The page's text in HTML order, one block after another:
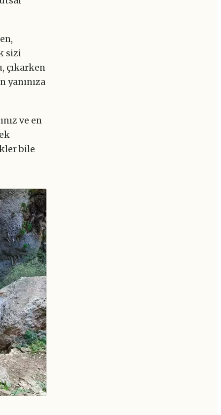
sizi
çıkarken
yanınıza
ve en
bile